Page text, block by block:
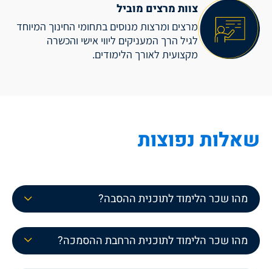
צוות מרצים מוביל
מרצים ומרצות מנוסים בתחומי החינוך המיוחד
לגיל הרך המעניקים ליווי אישי והכשרה
מקצועית לאורך הלימודים.
שאלות נפוצות
מהו שכר הלימוד לתוכנית ההסבה?
מהו שכר הלימוד לתוכנית הרחבת ההסמכה?